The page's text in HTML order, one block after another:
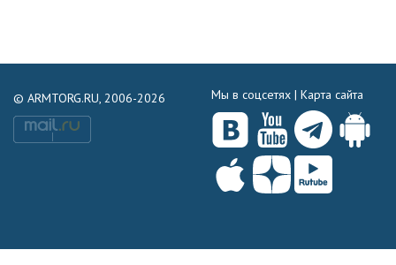
© ARMTORG.RU, 2006-2026 Мы в соцсетях | Карта сайта